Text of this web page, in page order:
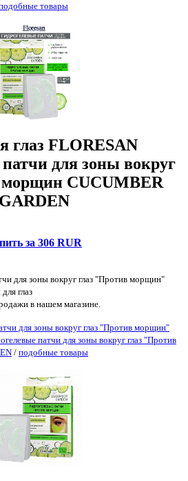
товары
глаз FLORESAN
для зоны вокруг
морщин CUCUMBER
GARDEN
за 306 RUR
для зоны вокруг глаз "Против морщин"
глаз
в нашем магазине.
для зоны вокруг глаз "Против морщин"
патчи для зоны вокруг глаз "Против
/ подобные товары